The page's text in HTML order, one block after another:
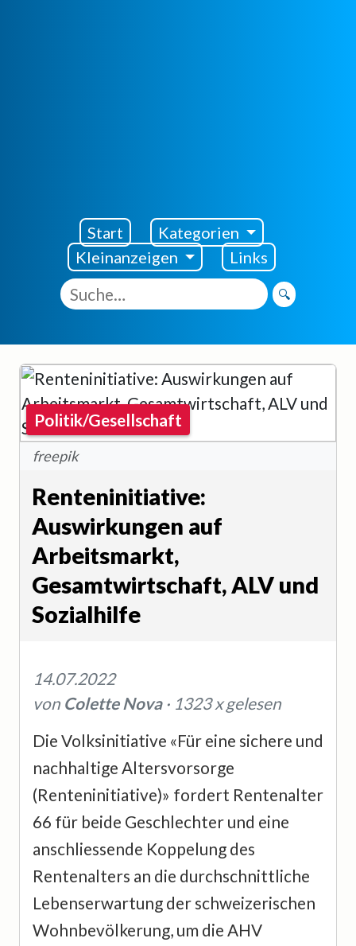
Start
Kategorien
Kleinanzeigen
Links
🔍
Politik/Gesellschaft
freepik
Renteninitiative:
Auswirkungen auf
Arbeitsmarkt,
Gesamtwirtschaft, ALV und
Sozialhilfe
14.07.2022
von Colette Nova· 1323 x gelesen
Die Volksinitiative «Für eine sichere und
nachhaltige Altersvorsorge
(Renteninitiative)» fordert Rentenalter
66 für beide Geschlechter und eine
anschliessende Koppelung des
Rentenalters an die durchschnittliche
Lebenserwartung der schweizerischen
Wohnbevölkerung, um die AHV